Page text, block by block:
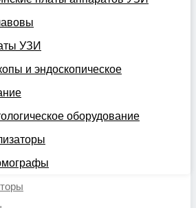
УЗИ
и эндоскопическое
оборудование